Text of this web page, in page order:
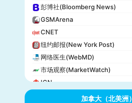
彭博社(Bloomberg News)
GSMArena
CNET
纽约邮报(New York Post)
网络医生(WebMD)
市场观察(MarketWatch)
IGN
加拿大（北美洲）